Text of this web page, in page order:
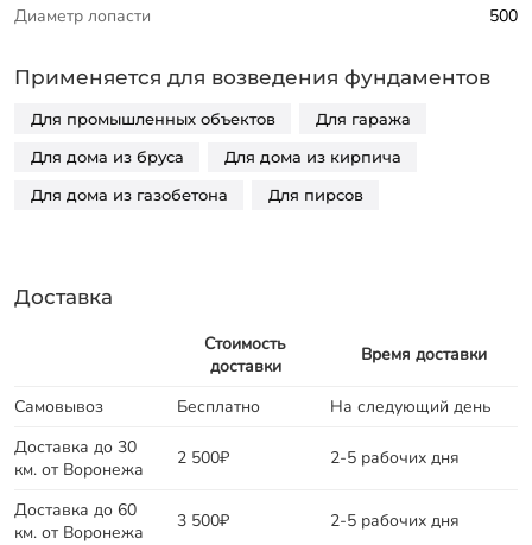
Диаметр лопасти
500
Применяется для возведения фундаментов
Для промышленных объектов Для гаража
Для дома из бруса Для дома из кирпича
Для дома из газобетона Для пирсов
Доставка
Стоимость
доставки
Время доставки
Самовывоз Бесплатно
На следующий день
Доставка до 30
км. от Воронежа
2 500₽ 2-5 рабочих дня
Доставка до 60
км. от Воронежа
3 500₽ 2-5 рабочих дня